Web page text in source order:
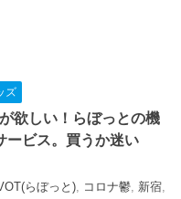
ズ
欲しい！らぼっとの機
ービス。買うか迷い
らぼっと), コロナ鬱, 新宿,